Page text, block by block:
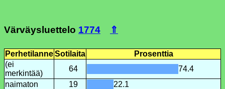
Värväysluettelo 1774 ⇑
PerhetilanneSotilaita
Prosenttia
(ei
merkintää)
64
74.4
naimaton
19
22.1